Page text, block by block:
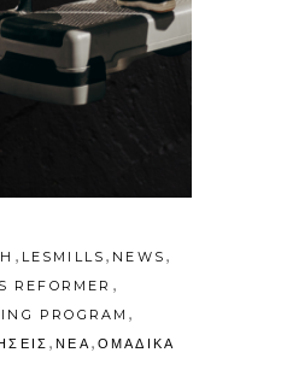
, LESMILLS , NEWS ,
REFORMER ,
PROGRAM ,
,ΝΕΑ , ΟΜΑΔΙΚΑ